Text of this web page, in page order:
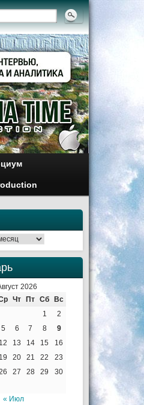
2026
Чт Пт Сб
Вс
1
2
5 6 7 8
9
12 13 14 15
16
19 20 21 22
23
27 28 29
30
« Июл